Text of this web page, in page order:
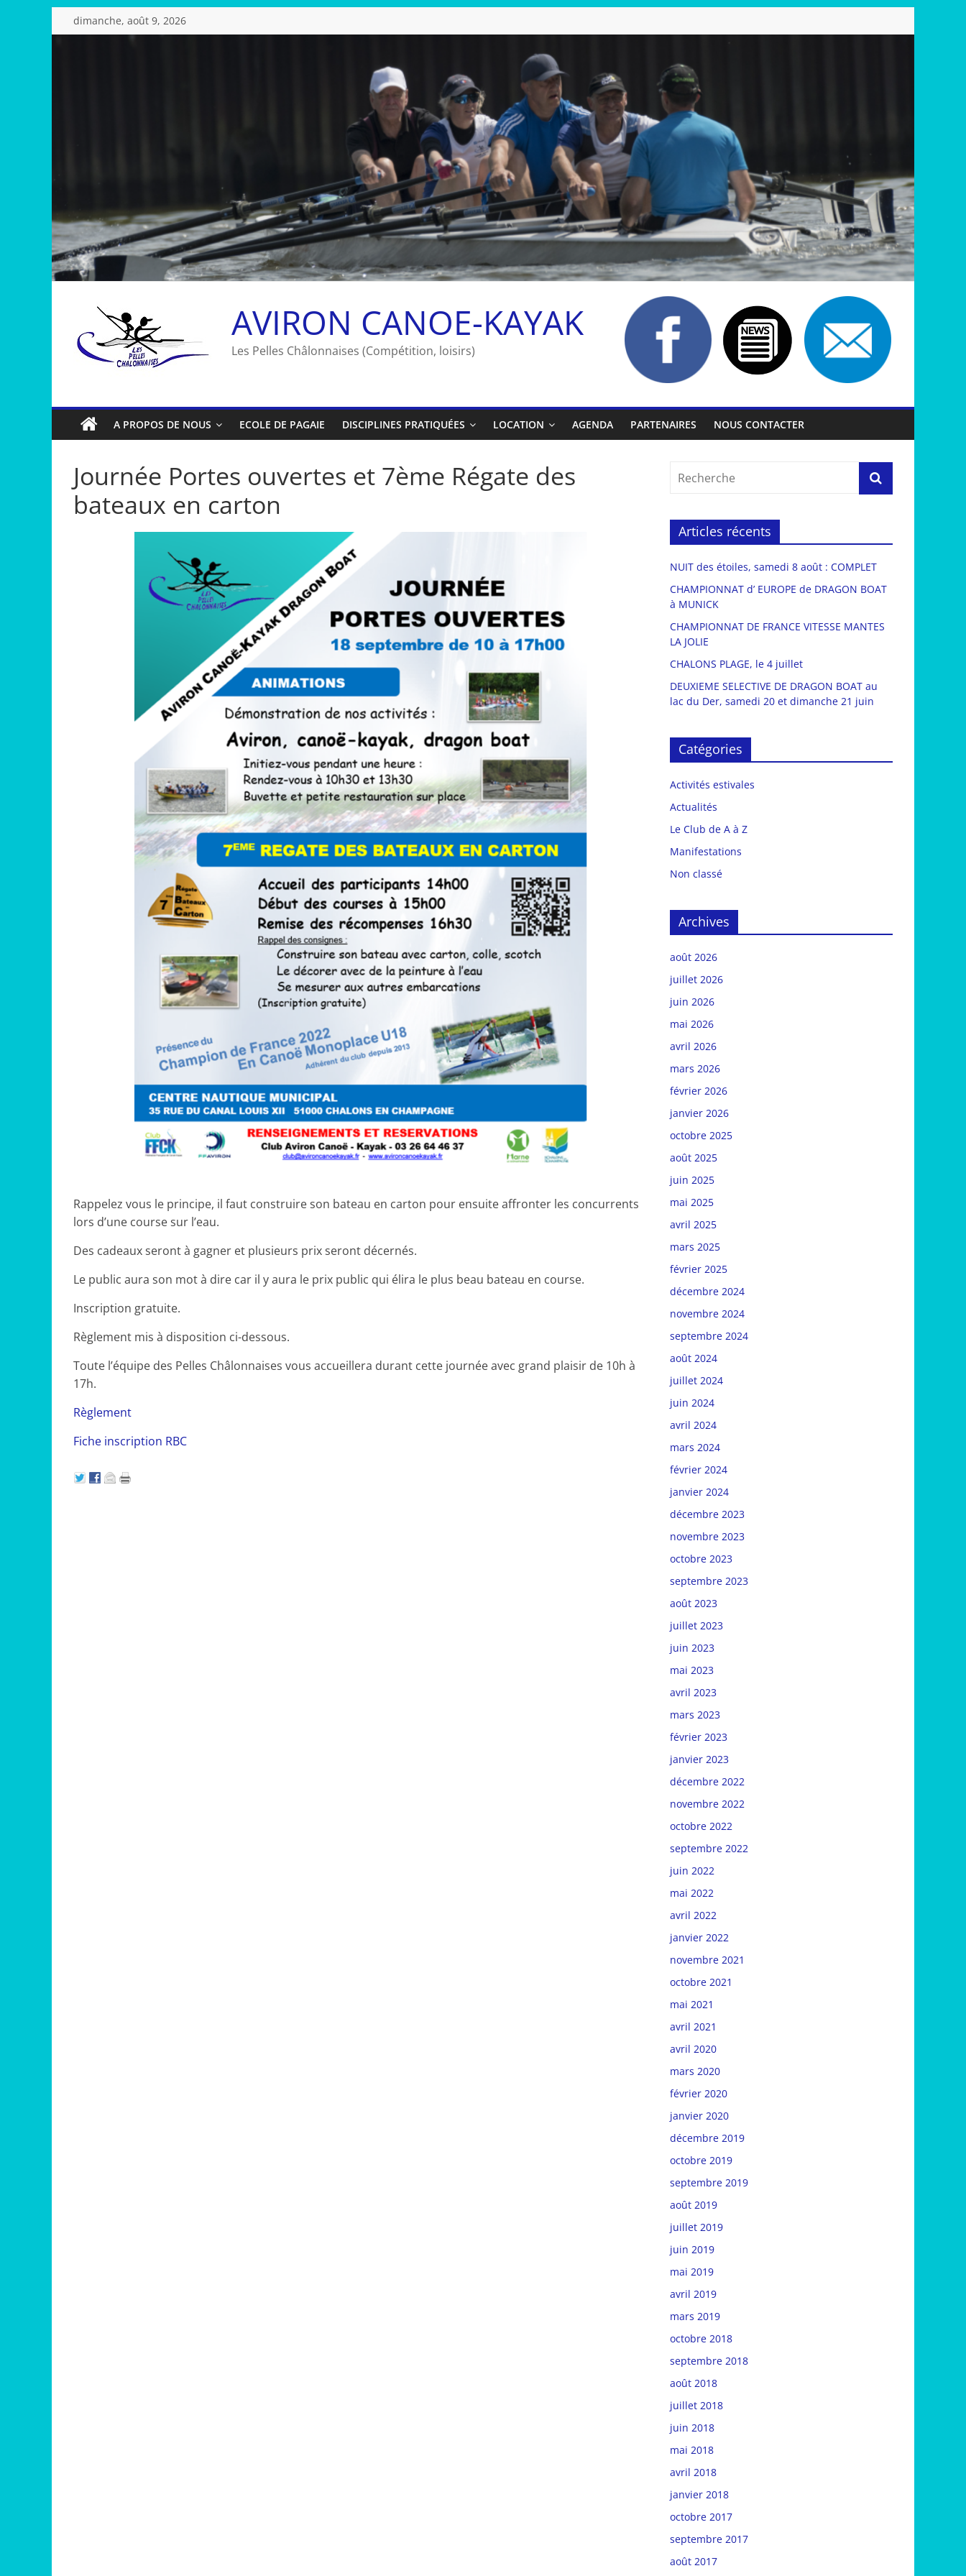
Passer
au
dimanche, août 9, 2026
AVIRON CANOE-KAYAK
Les Pelles Châlonnaises (Compétition, loisirs)
A PROPOS DE NOUS ECOLE DE PAGAIE DISCIPLINES PRATIQUÉES LOCATION AGENDA PARTENAIRES NOUS CONTACTER
Journée Portes ouvertes et 7ème Régate des
bateaux en carton
Rappelez vous le principe, il faut construire son bateau en carton pour ensuite affronter les concurrents
lors d’une course sur l’eau.
Des cadeaux seront à gagner et plusieurs prix seront décernés.
Le public aura son mot à dire car il y aura le prix public qui élira le plus beau bateau en course.
Inscription gratuite.
Règlement mis à disposition ci-dessous.
Toute l’équipe des Pelles Châlonnaises vous accueillera durant cette journée avec grand plaisir de 10h à
17h.
Règlement
Fiche inscription RBC
Articles récents
NUIT des étoiles, samedi 8 août : COMPLET
CHAMPIONNAT d’ EUROPE de DRAGON BOAT
à MUNICK
CHAMPIONNAT DE FRANCE VITESSE MANTES
LA JOLIE
CHALONS PLAGE, le 4 juillet
DEUXIEME SELECTIVE DE DRAGON BOAT au
lac du Der, samedi 20 et dimanche 21 juin
Catégories
Activités estivales
Actualités
Le Club de A à Z
Manifestations
Non classé
Archives
août 2026
juillet 2026
juin 2026
mai 2026
avril 2026
mars 2026
février 2026
janvier 2026
octobre 2025
août 2025
juin 2025
mai 2025
avril 2025
mars 2025
février 2025
décembre 2024
novembre 2024
septembre 2024
août 2024
juillet 2024
juin 2024
avril 2024
mars 2024
février 2024
janvier 2024
décembre 2023
novembre 2023
octobre 2023
septembre 2023
août 2023
juillet 2023
juin 2023
mai 2023
avril 2023
mars 2023
février 2023
janvier 2023
décembre 2022
novembre 2022
octobre 2022
septembre 2022
juin 2022
mai 2022
avril 2022
janvier 2022
novembre 2021
octobre 2021
mai 2021
avril 2021
avril 2020
mars 2020
février 2020
janvier 2020
décembre 2019
octobre 2019
septembre 2019
août 2019
juillet 2019
juin 2019
mai 2019
avril 2019
mars 2019
octobre 2018
septembre 2018
août 2018
juillet 2018
juin 2018
mai 2018
avril 2018
janvier 2018
octobre 2017
septembre 2017
août 2017